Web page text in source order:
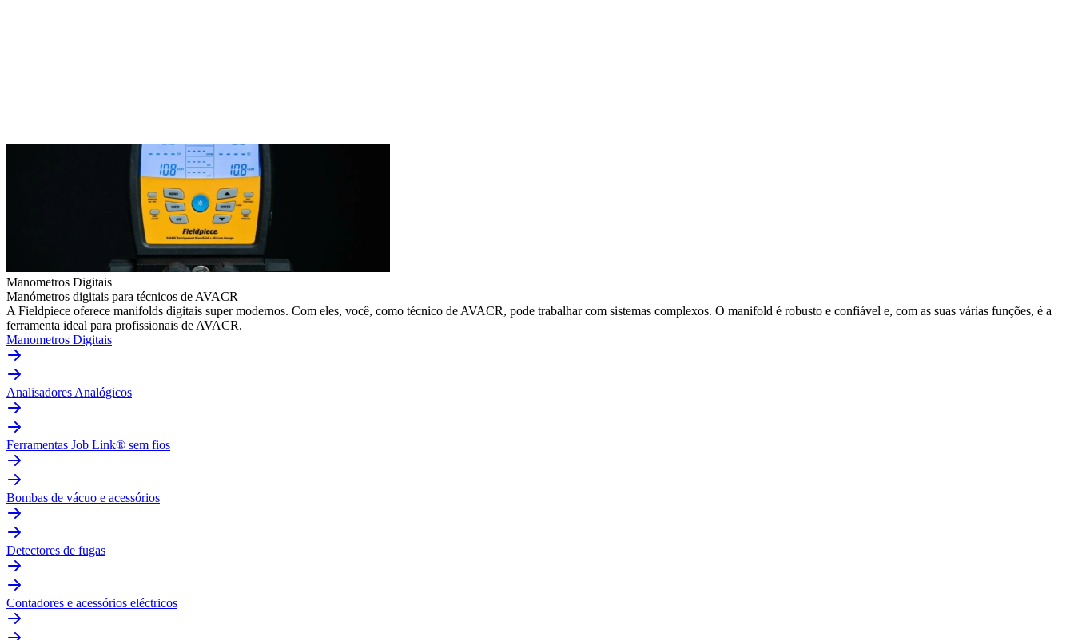
Manometros Digitais
Manómetros digitais para técnicos de AVACR
A Fieldpiece oferece manifolds digitais super modernos. Com eles, você, como técnico de AVACR, pode trabalhar com sistemas complexos. O manifold é robusto e confiável e, com as suas várias funções, é a
ferramenta ideal para profissionais de AVACR.
Manometros Digitais
Analisadores Analógicos
Ferramentas Job Link® sem fios
Bombas de vácuo e acessórios
Detectores de fugas
Contadores e acessórios eléctricos